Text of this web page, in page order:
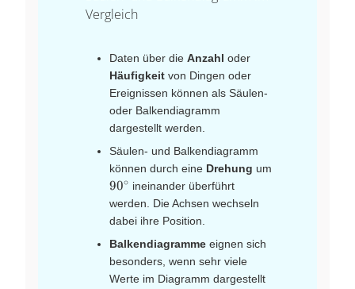
Vergleich
Daten über die Anzahl oder
Häufigkeit von Dingen oder
Ereignissen können als Säulen‑
oder Balkendiagramm
dargestellt werden.
Säulen‑ und Balkendiagramm
können durch eine Drehung um
90^\circ
90∘ ineinander überführt
werden. Die Achsen wechseln
dabei ihre Position.
Balkendiagramme eignen sich
besonders, wenn sehr viele
Werte im Diagramm dargestellt